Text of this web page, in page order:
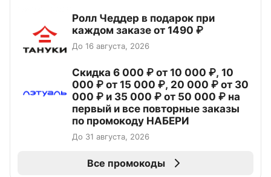
Ролл Чеддер в подарок при
каждом заказе от 1490 ₽
До 16 августа, 2026
Скидка 6 000 ₽ от 10 000 ₽, 10
000 ₽ от 15 000 ₽, 20 000 ₽ от 30
000 ₽ и 35 000 ₽ от 50 000 ₽ на
первый и все повторные заказы
по промокоду НАБЕРИ
До 31 августа, 2026
Все промокоды